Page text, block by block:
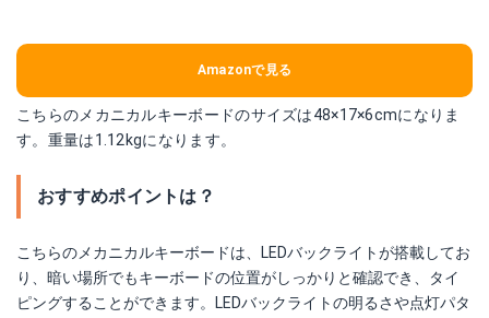
Amazonで見る
こちらのメカニカルキーボードのサイズは48×17×6cmになりま
す。重量は1.12kgになります。
おすすめポイントは？
こちらのメカニカルキーボードは、LEDバックライトが搭載してお
り、暗い場所でもキーボードの位置がしっかりと確認でき、タイ
ピングすることができます。LEDバックライトの明るさや点灯パタ